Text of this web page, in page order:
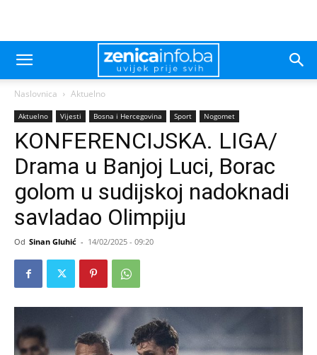
Naslovnica Aktuelno
Aktuelno Vijesti Bosna i Hercegovina Sport Nogomet
KONFERENCIJSKA. LIGA/
Drama u Banjoj Luci, Borac
golom u sudijskoj nadoknadi
savladao Olimpiju
Od Sinan Gluhić - 14/02/2025 - 09:20